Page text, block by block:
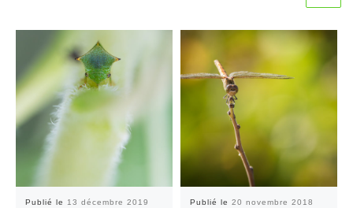
Publié le 13 décembre 2019 Publié le 20 novembre 2018